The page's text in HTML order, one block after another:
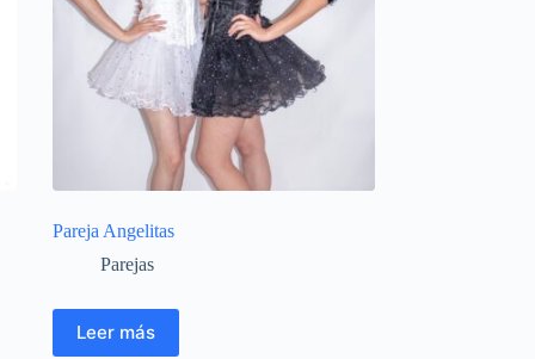
Pareja Angelitas
Parejas
Leer más